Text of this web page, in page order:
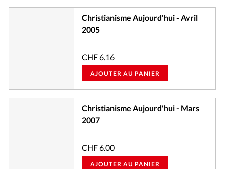
Christianisme Aujourd'hui - Avril
2005
CHF6.16
AJOUTER AU PANIER
Christianisme Aujourd'hui - Mars
2007
CHF6.00
AJOUTER AU PANIER